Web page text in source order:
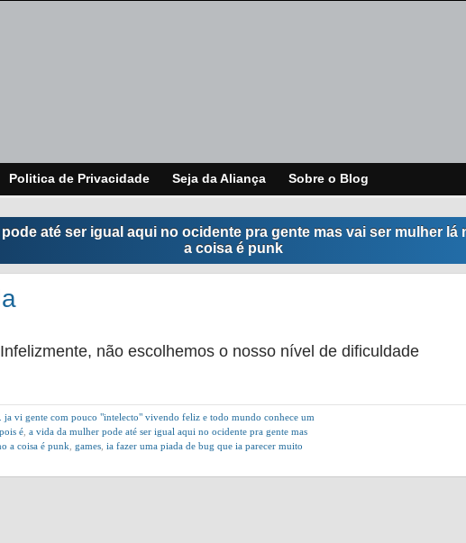
Politica de Privacidade Seja da Aliança Sobre o Blog
até ser igual aqui no ocidente pra gente mas vai ser mulher
a coisa é punk
Infelizmente, não escolhemos o nosso nível de dificuldade
ja vi gente com pouco "intelecto" vivendo feliz e todo mundo conhece um
é a vida da mulher pode até ser igual aqui no ocidente pra gente mas
a coisa é punk games ia fazer uma piada de bug que ia parecer muito